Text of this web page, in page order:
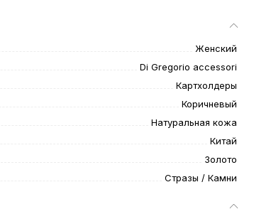
Женский
Di Gregorio accessori
Картхолдеры
Коричневый
Натуральная кожа
Китай
Золото
Стразы / Камни